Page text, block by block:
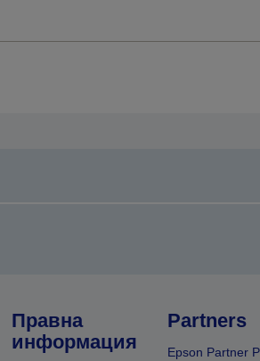
Правна
информация
Partners
Epson Partner